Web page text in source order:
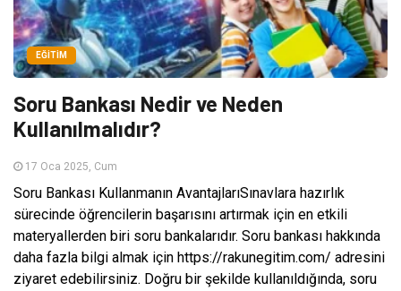
EĞITIM
Soru Bankası Nedir ve Neden
Kullanılmalıdır?
17 Oca 2025, Cum
Soru Bankası Kullanmanın AvantajlarıSınavlara hazırlık
sürecinde öğrencilerin başarısını artırmak için en etkili
materyallerden biri soru bankalarıdır. Soru bankası hakkında
daha fazla bilgi almak için https://rakunegitim.com/ adresini
ziyaret edebilirsiniz. Doğru bir şekilde kullanıldığında, soru